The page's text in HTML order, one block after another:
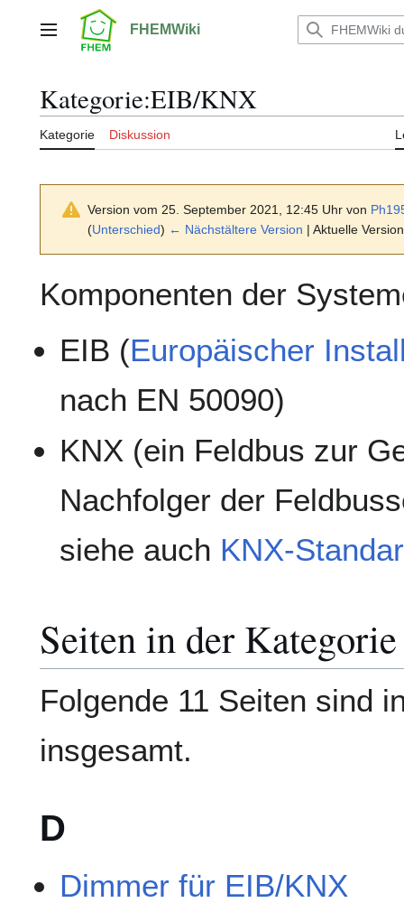
springenHauptmenü FHEMWiki
Kategorie:EIB/KNX
Kategorie Diskussion
Version vom 25. September 2021, 12:45 Uhr von
(Unterschied) ← Nächstältere Version | Aktuelle
Komponenten der
EIB (Europäischer
nach EN 50090)
KNX (ein Feldbus zur
Nachfolger der
siehe auch KNX-
Seiten in der
Folgende 11 Seiten sind
insgesamt.
D
Dimmer für EIB/KNX